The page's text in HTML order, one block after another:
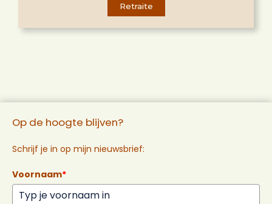
Retraite
Op de hoogte blijven?
Schrijf je in op mijn nieuwsbrief:
Voornaam*